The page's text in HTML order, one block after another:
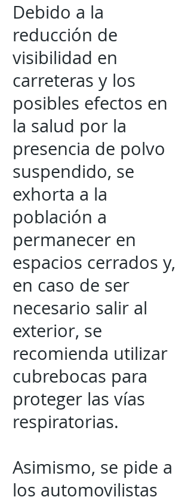
Debido a la
reducción de
visibilidad en
carreteras y los
posibles efectos en
la salud por la
presencia de polvo
suspendido, se
exhorta a la
población a
permanecer en
espacios cerrados y,
en caso de ser
necesario salir al
exterior, se
recomienda utilizar
cubrebocas para
proteger las vías
respiratorias.
Asimismo, se pide a
los automovilistas